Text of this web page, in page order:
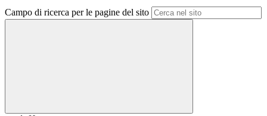
Campo di ricerca per le pagine del sito